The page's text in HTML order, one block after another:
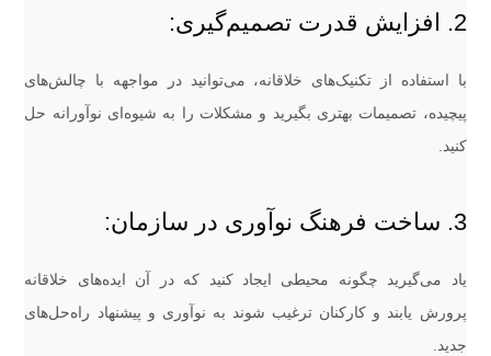
2. افزایش قدرت تصمیم‌گیری:
با استفاده از تکنیک‌های خلاقانه، می‌توانید در مواجهه با چالش‌های
پیچیده، تصمیمات بهتری بگیرید و مشکلات را به شیوه‌ای نوآورانه حل
کنید.
3. ساخت فرهنگ نوآوری در سازمان:
یاد می‌گیرید چگونه محیطی ایجاد کنید که در آن ایده‌های خلاقانه
پرورش یابند و کارکنان ترغیب شوند به نوآوری و پیشنهاد راه‌حل‌های
جدید.